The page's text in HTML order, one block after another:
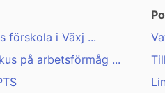
förskola i Växj ...
på arbetsförmåg ...